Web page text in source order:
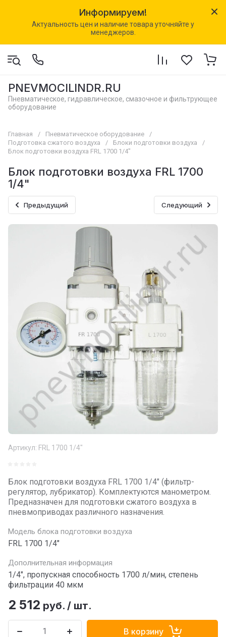
Информируем!
Актуальность цен и наличие товара уточняйте у
менеджеров.
PNEVMOCILINDR.RU
Пневматическое, гидравлическое, смазочное и фильтрующее
оборудование
Главная / Пневматическое оборудование
/
Подготовка сжатого воздуха
/ Блоки подготовки воздуха
/
Блок подготовки воздуха FRL 1700 1/4"
Блок подготовки воздуха FRL 1700
1/4"
Предыдущий Следующий
Артикул: FRL 1700 1/4"
Блок подготовки воздуха FRL 1700 1/4" (фильтр-
регулятор, лубрикатор). Комплектуются манометром.
Предназначен для подготовки сжатого воздуха в
пневмоприводах различного назначения.
Модель блока подготовки воздуха
FRL 1700 1/4"
Дополнительная информация
1/4", пропускная способность 1700 л/мин, степень
фильтрации 40 мкм
2 512 руб. / шт.
В корзину